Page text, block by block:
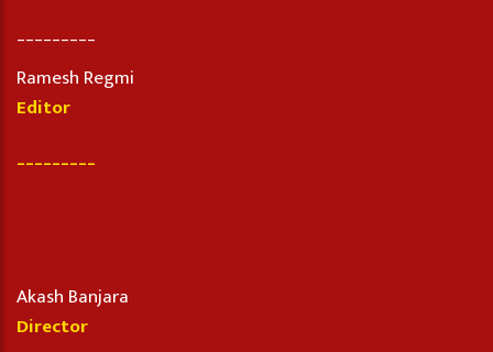
Ramesh Regmi
Editor
Akash Banjara
Director